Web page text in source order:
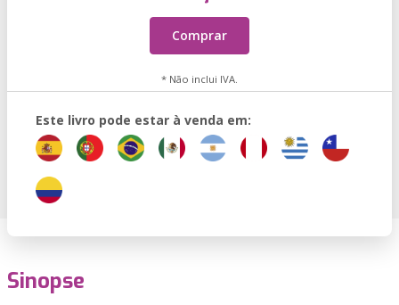
Comprar
* Não inclui IVA.
Este livro pode estar à venda em:
Sinopse